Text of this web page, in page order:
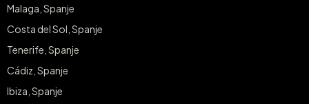
Malaga, Spanje
Costa del Sol, Spanje
Tenerife, Spanje
Cádiz, Spanje
Ibiza, Spanje